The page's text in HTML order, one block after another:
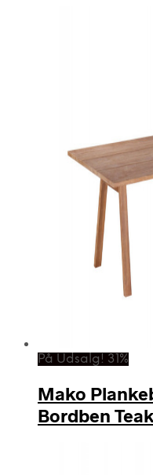
På Udsalg! 31%
Mako
Bordben